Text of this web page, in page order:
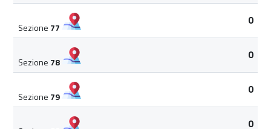
Sezione 77
0
Sezione 78
0
Sezione 79
0
0